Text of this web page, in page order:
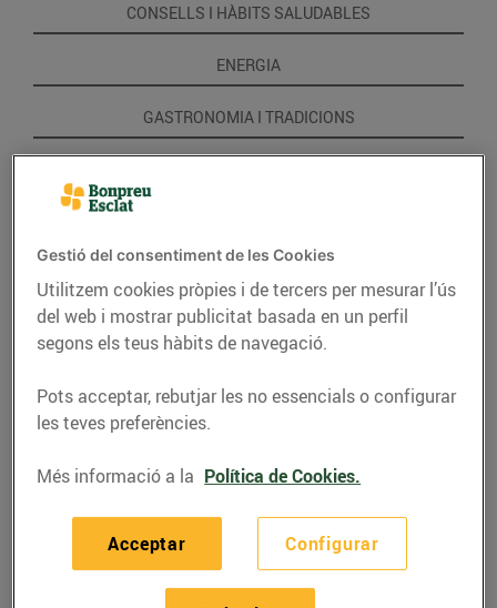
CONSELLS I HÀBITS SALUDABLES
ENERGIA
GASTRONOMIA I TRADICIONS
Quiche de calçots i
espàrrecs
Gestió del consentiment de les Cookies
Utilitzem cookies pròpies i de tercers per mesurar l’ús
del web i mostrar publicitat basada en un perfil
segons els teus hàbits de navegació.
Pots acceptar, rebutjar les no essencials o configurar
les teves preferències.
Més informació a la Política de Cookies.
Configurar
Acceptar